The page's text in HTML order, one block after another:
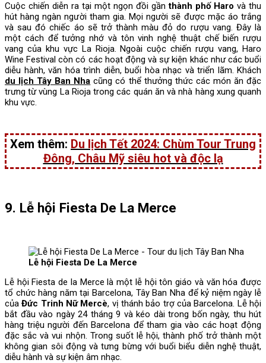
Cuộc chiến diễn ra tại một ngọn đồi gầnthành phố Haro và thu
hút hàng ngàn người tham gia. Mọi người sẽ được mặc áo trắng
và sau đó chiếc áo sẽ trở thành màu đỏ do rượu vang. Đây là
một cách để tưởng nhớ và tôn vinh nghệ thuật chế biến rượu
vang của khu vực La Rioja. Ngoài cuộc chiến rượu vang, Haro
Wine Festival còn có các hoạt động và sự kiện khác như các buổi
diễu hành, văn hóa trình diễn, buổi hòa nhạc và triển lãm. Khách
du lịch Tây Ban Nha cũng có thể thưởng thức các món ăn đặc
trưng từ vùng La Rioja trong các quán ăn và nhà hàng xung quanh
khu vực.
Xem thêm: Du lịch Tết 2024: Chùm Tour Trung
Đông, Châu Mỹ siêu hot và độc lạ
9. Lễ hội Fiesta De La Merce
Lễ hội Fiesta De La Merce
Lễ hội Fiesta de la Merce là một lễ hội tôn giáo và văn hóa được
tổ chức hàng năm tại Barcelona, Tây Ban Nha để kỷ niệm ngày lễ
củaĐức Trinh Nữ Mercè, vị thánh bảo trợ của Barcelona. Lễ hội
bắt đầu vào ngày 24 tháng 9 và kéo dài trong bốn ngày, thu hút
hàng triệu người đến Barcelona để tham gia vào các hoạt động
đặc sắc và vui nhộn. Trong suốt lễ hội, thành phố trở thành một
không gian sôi động và tưng bừng với buổi biểu diễn nghệ thuật,
diễu hành và sự kiện âm nhạc.